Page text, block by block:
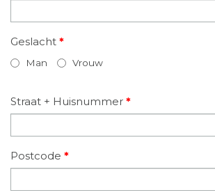
Geslacht *
Man Vrouw
Straat + Huisnummer *
Postcode *